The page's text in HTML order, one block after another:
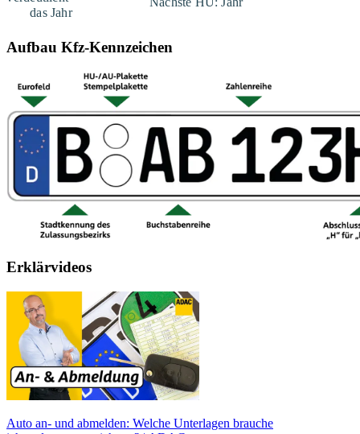
Aufbau Kfz-Kennzeichen
Erklärvideos
Auto an- und abmelden: Welche Unterlagen brauche